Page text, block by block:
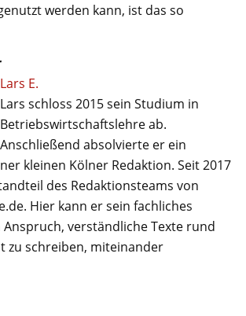
werden kann, ist das so
Lars E.
Lars schloss 2015 sein Studium in
Betriebswirtschaftslehre ab.
Anschließend absolvierte er ein
kleinen Kölner Redaktion. Seit 2017
des Redaktionsteams von
Hier kann er sein fachliches
verständliche Texte rund
zu schreiben, miteinander